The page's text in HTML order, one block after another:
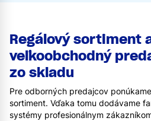
Regálový sortiment
veľkoobchodný
zo skladu
Pre odborných predajcov
sortiment. Vďaka tomu dodávame
systémy profesionálnym